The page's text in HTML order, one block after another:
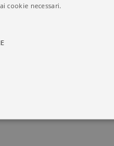
mezzanotte. La
cookie necessari.